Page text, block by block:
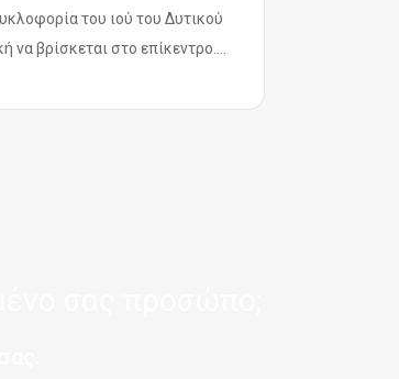
του ιού του Δυτικού
να βρίσκεται στο επίκεντρο....